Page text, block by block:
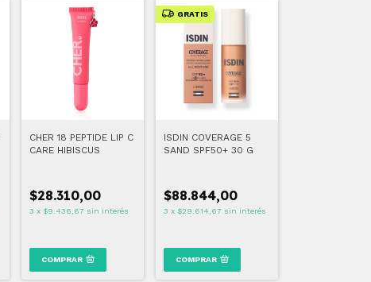
CHER 18 PEPTIDE LIP C
CARE HIBISCUS
$28.310,00
3 x $9.436,67 sin interés
COMPRAR
GRATIS
ISDIN COVERAGE 5
SAND SPF50+ 30 G
$88.844,00
3 x $29.614,67 sin interés
COMPRAR